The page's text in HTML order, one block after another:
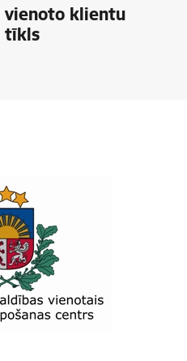
vienoto klientu
tīkls